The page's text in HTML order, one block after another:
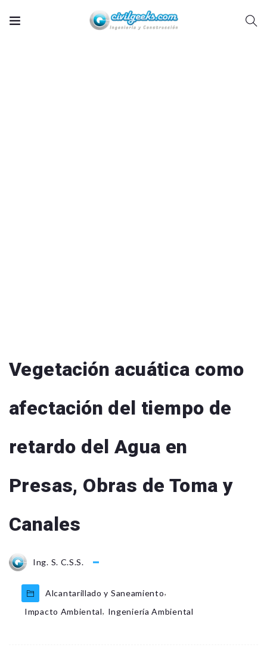
Vegetación acuática como
afectación del tiempo de
retardo del Agua en
Presas, Obras de Toma y
Canales
Ing. S. C.S.S.
Alcantarillado y Saneamiento,
Impacto Ambiental, Ingeniería Ambiental